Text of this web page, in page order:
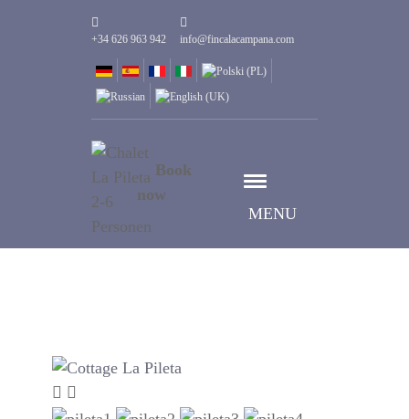
+34 626 963 942 info@fincalacampana.com
MENU
Book
now